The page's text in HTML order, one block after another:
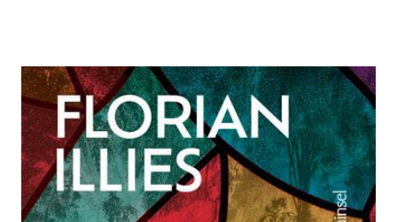
Träume aus Feuer
Zur Wunschliste hinzufügen
Der Alchemist von der Pfaueninsel. Das neue Buch